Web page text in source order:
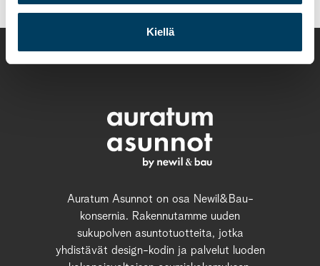
Kiellä
Auratum Asunnot on osa Newil&Bau-
konsernia. Rakennutamme uuden
sukupolven asuntotuotteita, jotka
yhdistävät design-kodin ja palvelut luoden